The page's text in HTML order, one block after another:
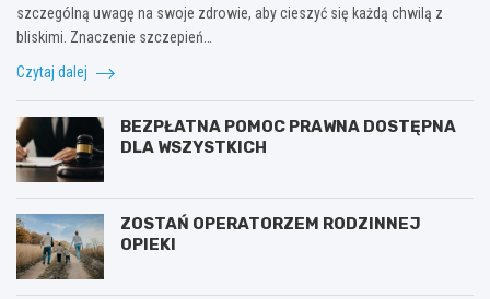
szczególną uwagę na swoje zdrowie, aby cieszyć się każdą chwilą z
bliskimi. Znaczenie szczepień…
Czytaj dalej
BEZPŁATNA POMOC PRAWNA DOSTĘPNA
DLA WSZYSTKICH
ZOSTAŃ OPERATORZEM RODZINNEJ
OPIEKI